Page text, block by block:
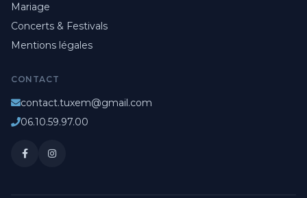
Mariage
Concerts & Festivals
Mentions légales
CONTACT
contact.tuxem@gmail.com
06.10.59.97.00